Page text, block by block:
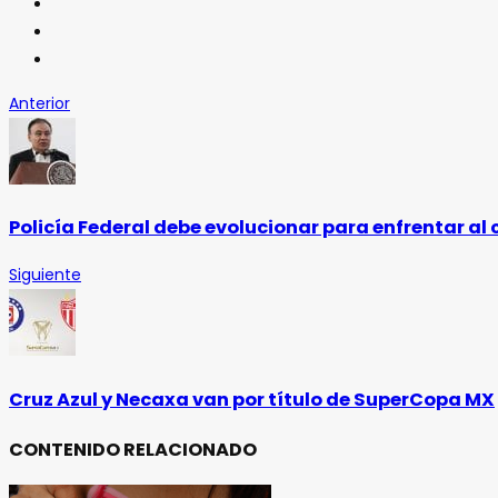
Anterior
Policía Federal debe evolucionar para enfrentar
Siguiente
Cruz Azul y Necaxa van por título de SuperCopa MX
CONTENIDO RELACIONADO